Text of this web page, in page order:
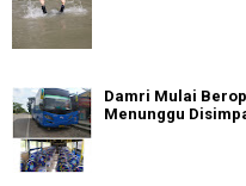
Damri Mulai
Menunggu